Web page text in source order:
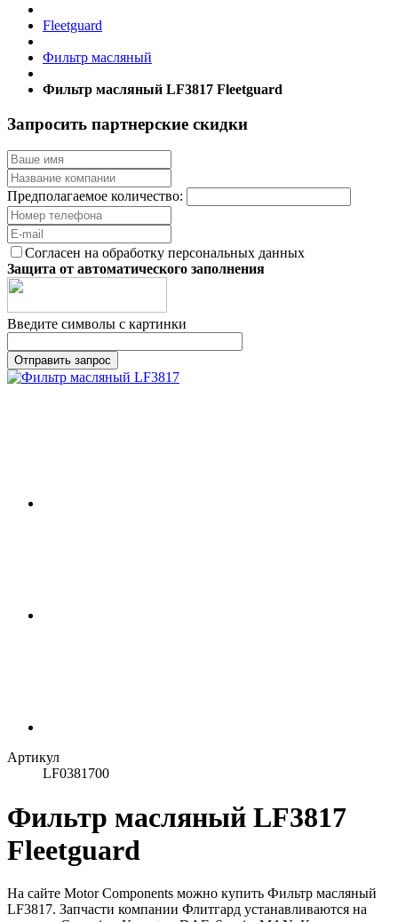
Fleetguard
Фильтр масляный
Фильтр масляный LF3817 Fleetguard
Запросить партнерские скидки
Предполагаемое количество:
Согласен на обработку персональных данных
Защита от автоматического заполнения
Введите символы с картинки
Артикул
LF0381700
Фильтр масляный LF3817
Fleetguard
На сайте Motor Components можно купить Фильтр масляный
LF3817. Запчасти компании Флитгард устанавливаются на